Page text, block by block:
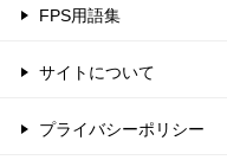
2つのチ
FPS用語集
サイトについて
プライバシーポリシー